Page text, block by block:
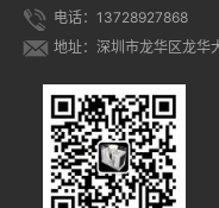
电话：13728927868
地址：深圳市龙华区龙华